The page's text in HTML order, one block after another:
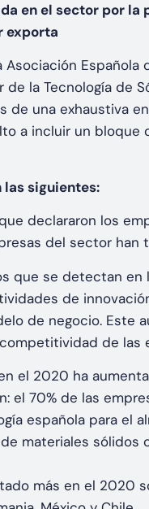
en el sector por la
exporta
Española
la Tecnología de
de una exhaustiva
a incluir un
siguientes:
declararon los
del sector
que se detectan en
de
de negocio. Este
de las
el 2020 ha
el 70% de las
española para el
materiales sólidos
más en el 2020